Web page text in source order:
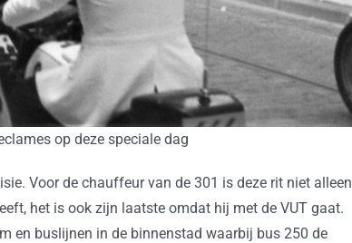
op deze speciale dag
Voor de chauffeur van de 301 is deze rit niet alleen
het is ook zijn laatste omdat hij met de VUT gaat.
en buslijnen in de binnenstad waarbij bus 250 de